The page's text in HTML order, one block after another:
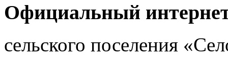
Официальный
cельского поселения